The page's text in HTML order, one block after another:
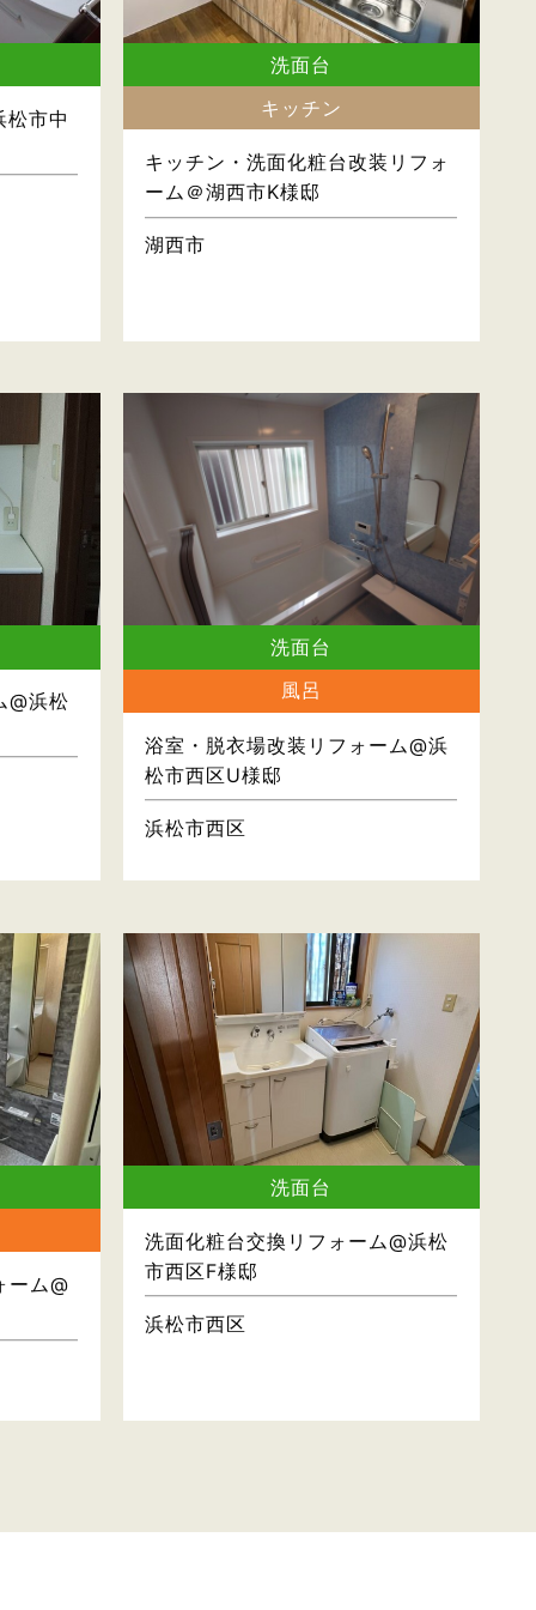
松市中
洗面台
キッチン
キッチン・洗面化粧台改装リフォ
ーム＠湖西市K様邸
湖西市
@浜松
洗面台
風呂
浴室・脱衣場改装リフォーム@浜
松市西区U様邸
浜松市西区
ーム@
洗面台
洗面化粧台交換リフォーム@浜松
市西区F様邸
浜松市西区